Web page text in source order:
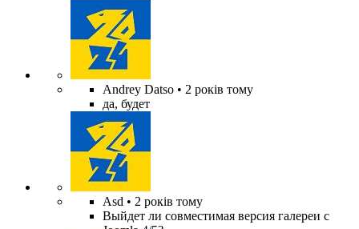
Andrey Datso • 2 років тому
да, будет
Asd • 2 років тому
Выйдет ли совместимая версия галереи с